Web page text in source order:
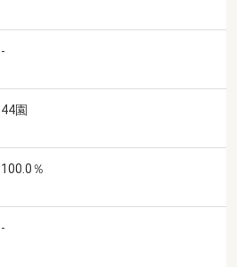
-
44園
100.0％
-